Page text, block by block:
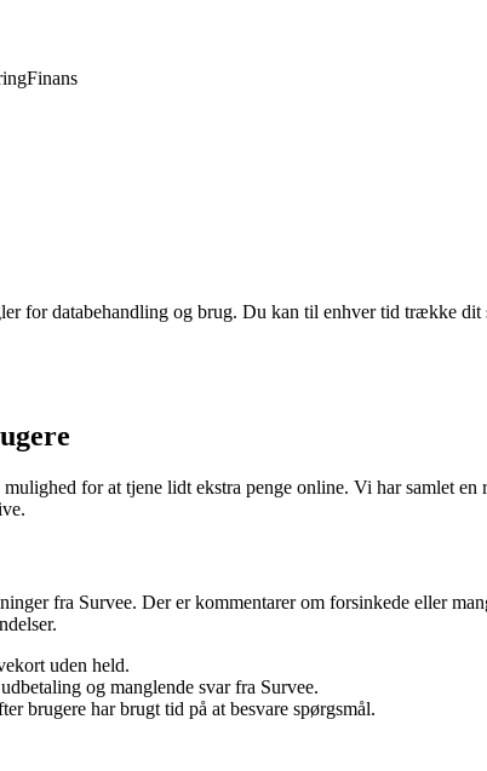
Finans
for databehandling og brug. Du kan til enhver tid trække
for at tjene lidt ekstra penge online. Vi har samlet
fra Survee. Der er kommentarer om forsinkede eller
uden held.
og manglende svar fra Survee.
brugere har brugt tid på at besvare spørgsmål.